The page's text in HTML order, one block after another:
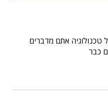
אתם מדברים
כבר